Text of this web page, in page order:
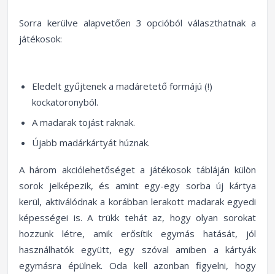
Sorra kerülve alapvetően 3 opcióból választhatnak a
játékosok:
Eledelt gyűjtenek a madáretető formájú (!)
kockatoronyból.
A madarak tojást raknak.
Újabb madárkártyát húznak.
A három akciólehetőséget a játékosok tábláján külön
sorok jelképezik, és amint egy-egy sorba új kártya
kerül, aktiválódnak a korábban lerakott madarak egyedi
képességei is. A trükk tehát az, hogy olyan sorokat
hozzunk létre, amik erősítik egymás hatását, jól
használhatók együtt, egy szóval amiben a kártyák
egymásra épülnek. Oda kell azonban figyelni, hogy